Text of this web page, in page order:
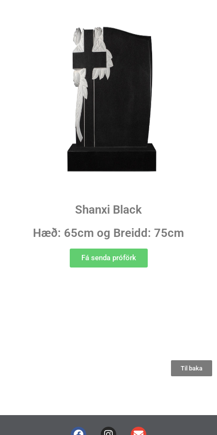
Shanxi Black
Hæð: 65cm og Breidd: 75cm
Fá senda próförk
Til baka